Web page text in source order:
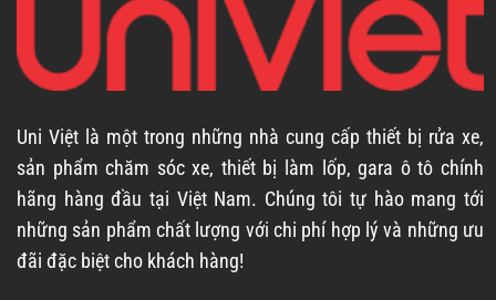
Uni Việt là một trong những nhà cung cấp thiết bị rửa xe,
sản phẩm chăm sóc xe, thiết bị làm lốp, gara ô tô chính
hãng hàng đầu tại Việt Nam. Chúng tôi tự hào mang tới
những sản phẩm chất lượng với chi phí hợp lý và những ưu
đãi đặc biệt cho khách hàng!